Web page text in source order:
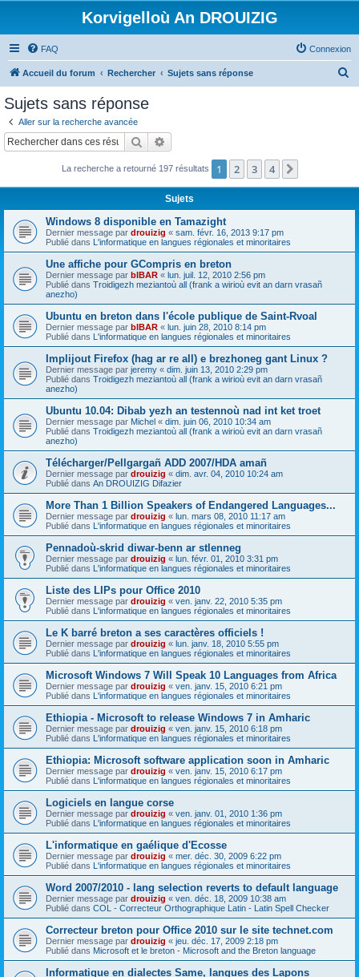
Korvigelloù An DROUIZIG
FAQ Connexion
Accueil du forum Rechercher Sujets sans réponse
c
Sujets sans réponse
Aller sur la recherche avancée
Rechercher
La recherche a retourné 197 résultats 1 2 3 4
Sujets
Windows 8 disponible en Tamazight
Dernier message par drouizig « sam. févr. 16, 2013 9:17 pm
Publié dans L'informatique en langues régionales et minoritaires
Une affiche pour GCompris en breton
Dernier message par bIBAR « lun. juil. 12, 2010 2:56 pm
Publié dans Troidigezh meziantoù all (frank a wirioù evit an darn vrasañ
anezho)
Ubuntu en breton dans l'école publique de Saint-Rvoal
Dernier message par bIBAR « lun. juin 28, 2010 8:14 pm
Publié dans L'informatique en langues régionales et minoritaires
Implijout Firefox (hag ar re all) e brezhoneg gant Linux ?
Dernier message par jeremy « dim. juin 13, 2010 2:29 pm
Publié dans Troidigezh meziantoù all (frank a wirioù evit an darn vrasañ
anezho)
Ubuntu 10.04: Dibab yezh an testennoù nad int ket troet
Dernier message par Michel « dim. juin 06, 2010 10:34 am
Publié dans Troidigezh meziantoù all (frank a wirioù evit an darn vrasañ
anezho)
Télécharger/Pellgargañ ADD 2007/HDA amañ
Dernier message par drouizig « dim. avr. 04, 2010 10:24 am
Publié dans An DROUIZIG Difazier
More Than 1 Billion Speakers of Endangered Languages...
Dernier message par drouizig « lun. mars 08, 2010 11:17 am
Publié dans L'informatique en langues régionales et minoritaires
Pennadoù-skrid diwar-benn ar stlenneg
Dernier message par drouizig « lun. févr. 01, 2010 3:31 pm
Publié dans L'informatique en langues régionales et minoritaires
Liste des LIPs pour Office 2010
Dernier message par drouizig « ven. janv. 22, 2010 5:35 pm
Publié dans L'informatique en langues régionales et minoritaires
Le K barré breton a ses caractères officiels !
Dernier message par drouizig « lun. janv. 18, 2010 5:55 pm
Publié dans L'informatique en langues régionales et minoritaires
Microsoft Windows 7 Will Speak 10 Languages from Africa
Dernier message par drouizig « ven. janv. 15, 2010 6:21 pm
Publié dans L'informatique en langues régionales et minoritaires
Ethiopia - Microsoft to release Windows 7 in Amharic
Dernier message par drouizig « ven. janv. 15, 2010 6:18 pm
Publié dans L'informatique en langues régionales et minoritaires
Ethiopia: Microsoft software application soon in Amharic
Dernier message par drouizig « ven. janv. 15, 2010 6:17 pm
Publié dans L'informatique en langues régionales et minoritaires
Logiciels en langue corse
Dernier message par drouizig « ven. janv. 01, 2010 1:36 pm
Publié dans L'informatique en langues régionales et minoritaires
L'informatique en gaélique d'Ecosse
Dernier message par drouizig « mer. déc. 30, 2009 6:22 pm
Publié dans L'informatique en langues régionales et minoritaires
Word 2007/2010 - lang selection reverts to default language
Dernier message par drouizig « ven. déc. 18, 2009 10:38 am
Publié dans COL - Correcteur Orthographique Latin - Latin Spell Checker
Correcteur breton pour Office 2010 sur le site technet.com
Dernier message par drouizig « jeu. déc. 17, 2009 2:18 pm
Publié dans Microsoft et le breton - Microsoft and the Breton language
Informatique en dialectes Same, langues des Lapons